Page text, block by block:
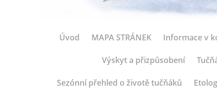
Úvod MAPA STRÁNEK Informace v
Výskyt a přizpůsobení
Sezónní přehled o životě tučňáků